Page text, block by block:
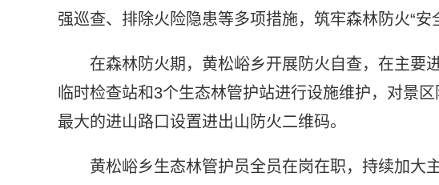
强巡查、排除火险隐患等多项措施，筑牢森林防火“安
在森林防火期，黄松峪乡开展防火自查，在主要
临时检查站和3个生态林管护站进行设施维护，对景
最大的进山路口设置进出山防火二维码。
黄松峪乡生态林管护员全员在岗在职，持续加大